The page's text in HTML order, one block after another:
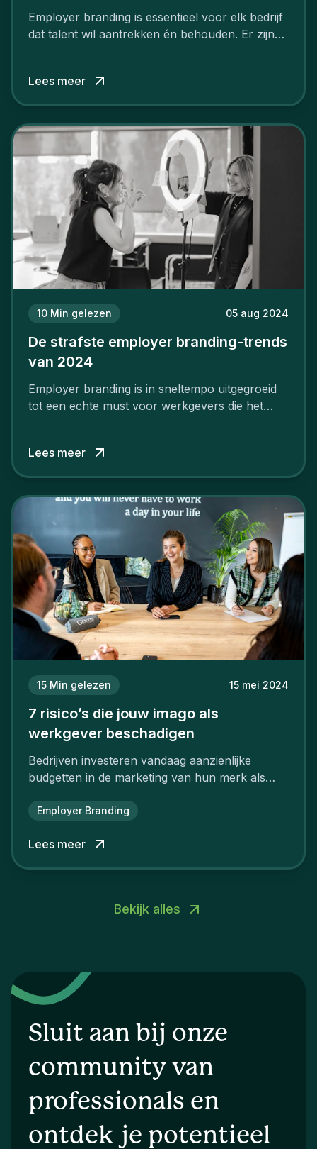
Employer branding is essentieel voor elk bedrijf
dat talent wil aantrekken én behouden. Er zijn
niet van vandaag op morgen. Hoe pak je dat
aan, starten met employer branding?
Lees meer
10 Min gelezen 05 aug 2024
De strafste employer branding-trends
van 2024
Employer branding is in sneltempo uitgegroeid
tot een echte must voor werkgevers die het
Lees meer
15 Min gelezen 15 mei 2024
7 risico’s die jouw imago als
werkgever beschadigen
Bedrijven investeren vandaag aanzienlijke
budgetten in de marketing van hun merk als
Employer Branding
Lees meer
Bekijk alles
Sluit aan bij onze
community van
professionals en
ontdek je potentieel